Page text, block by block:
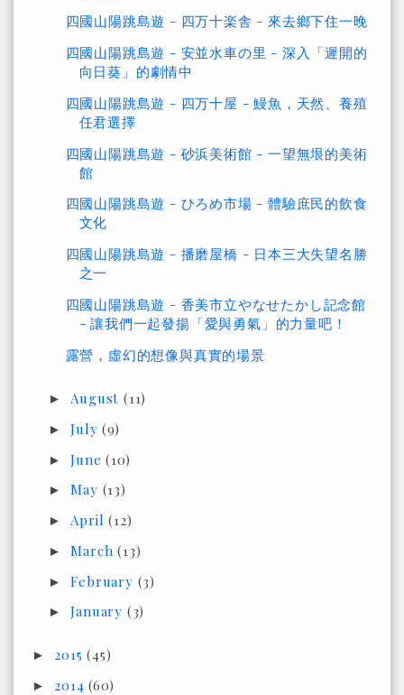
四國山陽跳島遊 - 四万十楽舎 - 來去鄉下住一晚
四國山陽跳島遊 - 安並水車の里 - 深入「遲開的
向日葵」的劇情中
四國山陽跳島遊 - 四万十屋 - 鰻魚，天然、養殖
任君選擇
四國山陽跳島遊 - 砂浜美術館 - 一望無垠的美術
館
四國山陽跳島遊 - ひろめ市場 - 體驗庶民的飲食
文化
四國山陽跳島遊 - 播磨屋橋 - 日本三大失望名勝
之一
四國山陽跳島遊 - 香美市立やなせたかし記念館
- 讓我們一起發揚「愛與勇氣」的力量吧！
露營，虛幻的想像與真實的場景
► August(11)
►July(9)
►June(10)
►May (13)
► April(12)
►March(13)
►February (3)
►January (3)
► 2015(45)
► 2014(60)